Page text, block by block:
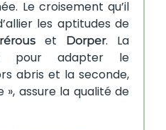
Le croisement qu’il
les aptitudes de
et Dorper. La
pour adapter le
abris et la seconde,
assure la qualité de